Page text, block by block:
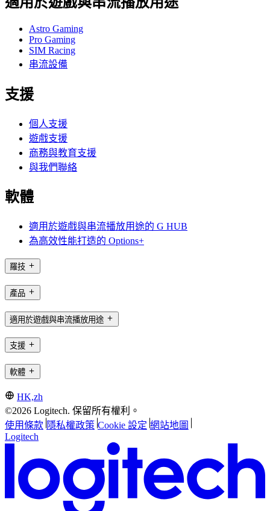
Astro Gaming
Pro Gaming
SIM Racing
串流設備
支援
個人支援
遊戲支援
商務與教育支援
與我們聯絡
軟體
適用於遊戲與串流播放用途的 G HUB
為高效性能打造的 Options+
羅技
產品
適用於遊戲與串流播放用途
支援
軟體
HK,zh
©2026 Logitech. 保留所有權利。
使用條款 隱私權政策 Cookie 設定 網站地圖
Logitech